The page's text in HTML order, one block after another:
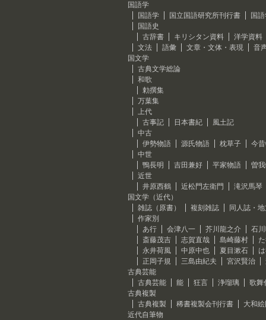
国語学
国語学
国立国語研究所刊行書
国
国語史
古辞書
キリシタン資料
洋学資料
文法
語彙 文章・文体・表現
音
国文学
古典文学総論
和歌
勅撰集
万葉集
上代
古事記
日本書紀
風土記
中古
伊勢物語
源氏物語 枕草子
今
中世
鴨長明
吉田兼好 平家物語
曽
近世
井原西鶴
近松門左衛門
滝沢馬琴
国文学（近代）
雑誌（原書）
複刻雑誌
同人誌・
作家別
あ行
会津八一 芥川龍之介
石
斎藤茂吉
志賀直哉 島崎藤村
永井荷風
中原中也 夏目漱石
正岡子規
三島由紀夫 宮沢賢治
古典芸能
古典芸能
能 狂言 浄瑠璃
歌舞
古典複製
古典複製
稀書複製会刊行書
大和
近代自筆物